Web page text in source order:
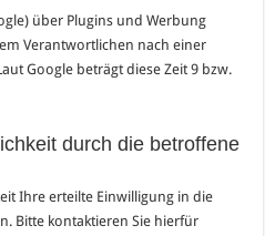
über Plugins und Werbung
Verantwortlichen nach einer
Google beträgt diese Zeit 9 bzw.
durch die betroffene
Ihre erteilte Einwilligung in die
Bitte kontaktieren Sie hierfür